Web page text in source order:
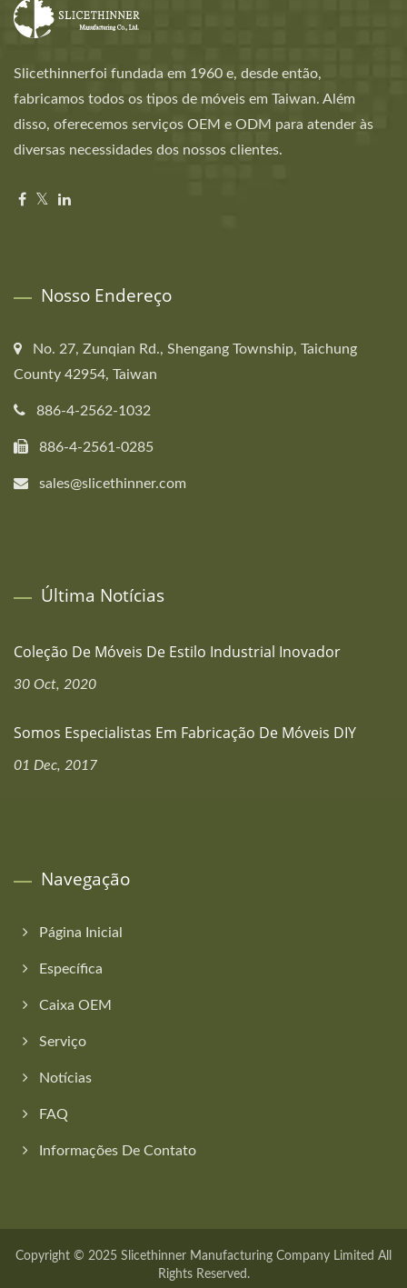
Slicethinnerfoi fundada em 1960 e, desde então,
fabricamos todos os tipos de móveis em Taiwan. Além
disso, oferecemos serviços OEM e ODM para atender às
diversas necessidades dos nossos clientes.
Nosso Endereço
No. 27, Zunqian Rd., Shengang Township, Taichung
County 42954, Taiwan
886-4-2562-1032
886-4-2561-0285
sales@slicethinner.com
Última Notícias
Coleção De Móveis De Estilo Industrial Inovador
30 Oct, 2020
Somos Especialistas Em Fabricação De Móveis DIY
01 Dec, 2017
Navegação
Página Inicial
Específica
Caixa OEM
Serviço
Notícias
FAQ
Informações De Contato
Copyright © 2025 Slicethinner Manufacturing Company Limited All
Rights Reserved.